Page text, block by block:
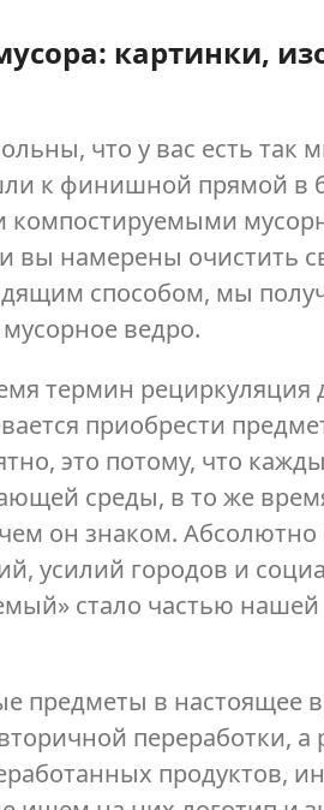
картинки,
что у вас есть
к финишной прямой в
компостируемыми
вы намерены очистить
способом, мы
ведро.
термин
приобрести
это потому, что
среды, в то же
он знаком.
усилий городов и
стало частью
предметы в настоящее
переработки,
продуктов,